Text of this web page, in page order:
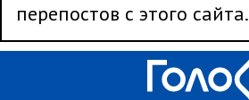
перепостов с этого сайта.